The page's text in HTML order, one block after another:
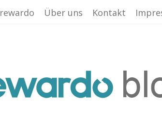
rewardo Über uns Kontakt